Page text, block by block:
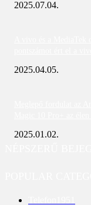
2025.07.04.
2025.04.05.
2025.01.02.